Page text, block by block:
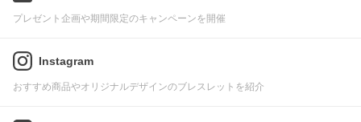
プレゼント企画や期間限定のキャンペーンを開催
Instagram
おすすめ商品やオリジナルデザインのブレスレットを紹介